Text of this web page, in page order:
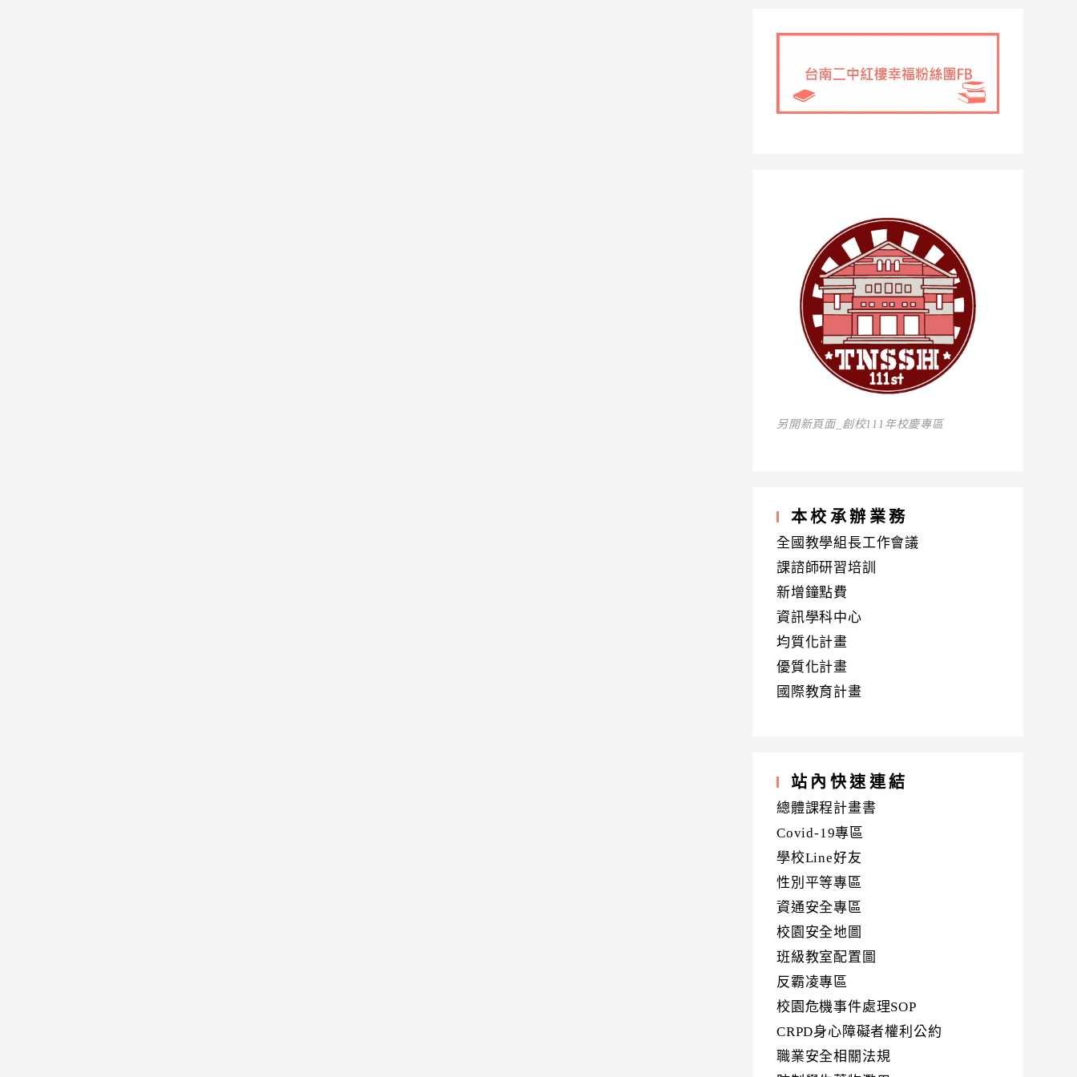
另開新頁面_創校111年校慶專區
本校承辦業務
全國教學組長工作會議
課諮師研習培訓
新增鐘點費
資訊學科中心
均質化計畫
優質化計畫
國際教育計畫
站內快速連結
總體課程計畫書
Covid-19專區
學校Line好友
性別平等專區
資通安全專區
校園安全地圖
班級教室配置圖
反霸凌專區
校園危機事件處理SOP
CRPD身心障礙者權利公約
職業安全相關法規